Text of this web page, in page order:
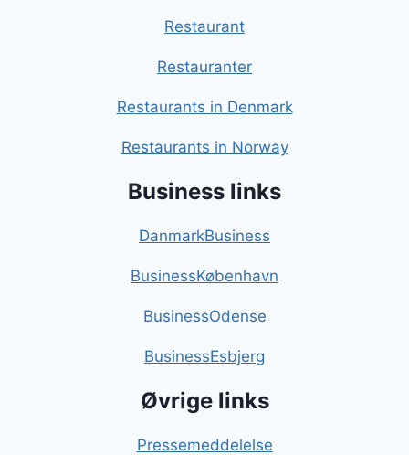
Restaurant
Restauranter
Restaurants in Denmark
Restaurants in Norway
Business links
DanmarkBusiness
BusinessKøbenhavn
BusinessOdense
BusinessEsbjerg
Øvrige links
Pressemeddelelse